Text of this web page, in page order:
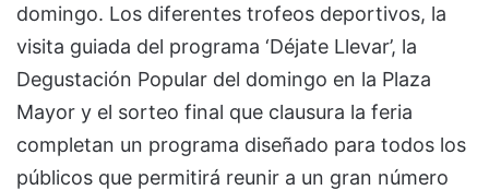
domingo. Los diferentes trofeos deportivos, la
visita guiada del programa ‘Déjate Llevar’, la
Degustación Popular del domingo en la Plaza
Mayor y el sorteo final que clausura la feria
completan un programa diseñado para todos los
públicos que permitirá reunir a un gran número